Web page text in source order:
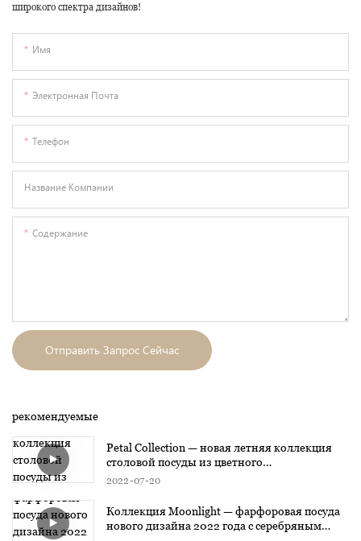
широкого спектра дизайнов!
Имя
Электронная Почта
Телефон
Название Компании
Содержание
Отправить Запрос Сейчас
рекомендуемые
Petal Collection — новая летняя коллекция
столовой посуды из цветного
глазурованного фарфора
2022 07 20
Коллекция Moonlight — фарфоровая посуда
нового дизайна 2022 года с серебряным